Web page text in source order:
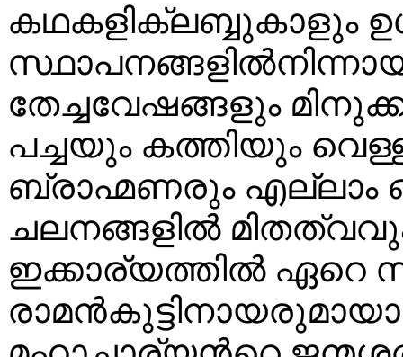
കഥകളിക്ലബ്ബുകാളും
തേച്ചവേഷങ്ങളും
പച്ചയും കത്തിയും
ബ്രാഹ്മണരും എല്ലാം
ചലനങ്ങളിൽ
ഇക്കാര്യത്തിൽ ഏറെ